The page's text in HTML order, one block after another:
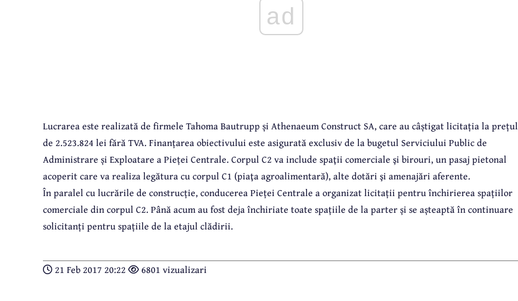
ad
Lucrarea este realizată de firmele Tahoma Bautrupp și Athenaeum Construct SA, care au câștigat licitația la prețul
de 2.523.824 lei fără TVA. Finanțarea obiectivului este asigurată exclusiv de la bugetul Serviciului Public de
Administrare și Exploatare a Pieței Centrale. Corpul C2 vainclude spaţii comerciale şi birouri, un pasaj pietonal
acoperit care va realiza legătura cu corpul C1 (piaţa agroalimentară), alte dotări şi amenajări aferente.
În paralel cu lucrările de construcție, conducerea Pieței Centrale a organizat licitații pentru închirierea spațiilor
comerciale din corpul C2. Până acum au fost deja închiriate toate spațiile de la parter și se așteaptă în continuare
solicitanți pentru spațiile de la etajul clădirii.
21 Feb 2017 20:22 6801 vizualizari